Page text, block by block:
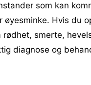
som kan
Hvis du
rødhet, smerte,
diagnose og